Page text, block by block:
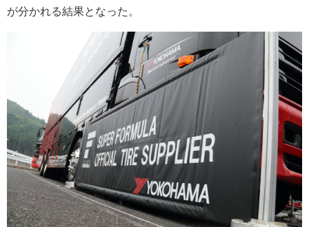
が分かれる結果となった。